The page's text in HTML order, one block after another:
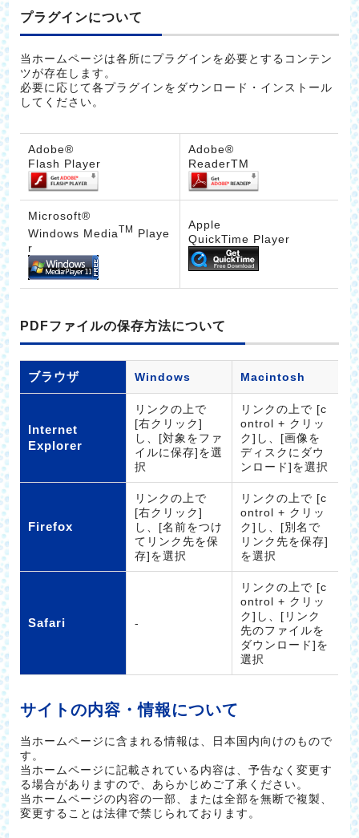
プラグインについて
当ホームページは各所にプラグインを必要とするコンテン
ツが存在します。
必要に応じて各プラグインをダウンロード・インストール
してください。
Adobe®
Flash Player
Adobe®
ReaderTM
Microsoft®
Windows MediaTM
Playe
r
Apple
QuickTime Player
PDFファイルの保存方法について
ブラウザ Windows Macintosh
Internet
Explorer
リンクの上で
[右クリック]
し、[対象をファ
イルに保存]を選
択
リンクの上で [c
ontrol + クリッ
ク]し、[画像を
ディスクにダウ
ンロード]を選択
Firefox
リンクの上で
[右クリック]
し、[名前をつけ
てリンク先を保
存]を選択
リンクの上で [c
ontrol + クリッ
ク]し、[別名で
リンク先を保存]
を選択
Safari -
リンクの上で [c
ontrol + クリッ
ク]し、[リンク
先のファイルを
ダウンロード]を
選択
サイトの内容・情報について
当ホームページに含まれる情報は、日本国内向けのもので
す。
当ホームページに記載されている内容は、予告なく変更す
る場合がありますので、あらかじめご了承ください。
当ホームページの内容の一部、または全部を無断で複製、
変更することは法律で禁じられております。